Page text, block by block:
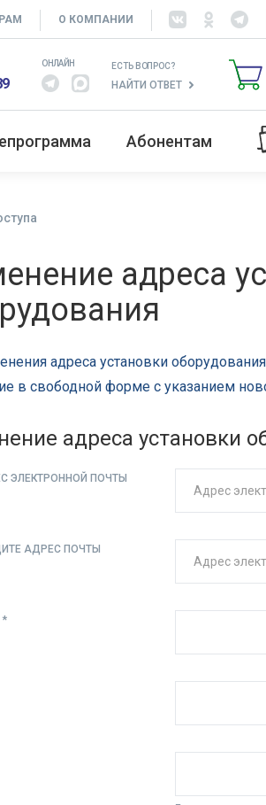
О КОМПАНИИ
ОНЛАЙН ЕСТЬ ВОПРОС?
НАЙТИ ОТВЕТ
Абонентам
адреса
адреса установки
в свободной форме с указанием
адреса установки
ЭЛЕКТРОННОЙ ПОЧТЫ
АДРЕС ПОЧТЫ